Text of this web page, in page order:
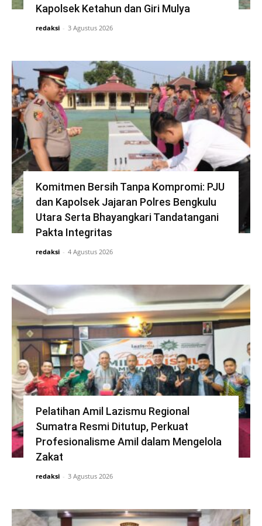
Kapolsek Ketahun dan Giri Mulya
redaksi - 3 Agustus 2026
Komitmen Bersih Tanpa Kompromi: PJU
dan Kapolsek Jajaran Polres Bengkulu
Utara Serta Bhayangkari Tandatangani
Pakta Integritas
redaksi - 4 Agustus 2026
Pelatihan Amil Lazismu Regional
Sumatra Resmi Ditutup, Perkuat
Profesionalisme Amil dalam Mengelola
Zakat
redaksi - 3 Agustus 2026